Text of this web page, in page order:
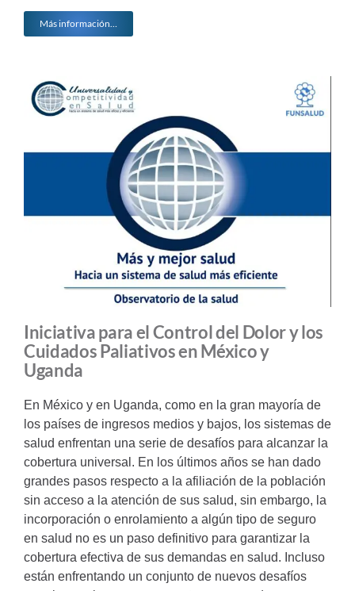
Más información…
Iniciativa para el Control del Dolor y los
Cuidados Paliativos en México y
Uganda
En México y en Uganda, como en la gran mayoría de
los países de ingresos medios y bajos, los sistemas de
salud enfrentan una serie de desafíos para alcanzar la
cobertura universal. En los últimos años se han dado
grandes pasos respecto a la afiliación de la población
sin acceso a la atención de sus salud, sin embargo, la
incorporación o enrolamiento a algún tipo de seguro
en salud no es un paso definitivo para garantizar la
cobertura efectiva de sus demandas en salud. Incluso
están enfrentando un conjunto de nuevos desafíos